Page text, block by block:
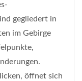
gegliedert in
im Gebirge
öffnet sich